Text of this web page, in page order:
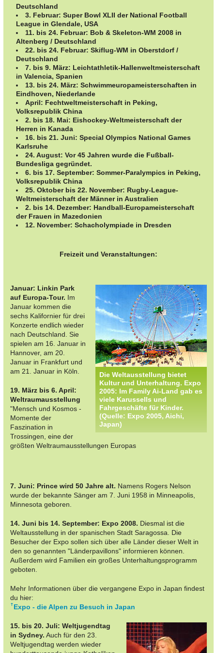
Deutschland
3. Februar: Super Bowl XLII der National Football
League in Glendale, USA
11. bis 24. Februar: Bob & Skeleton-WM 2008 in
Altenberg / Deutschland
22. bis 24. Februar: Skiflug-WM in Oberstdorf /
Deutschland
7. bis 9. März: Leichtathletik-Hallenweltmeisterschaft
in Valencia, Spanien
13. bis 24. März: Schwimmeuropameisterschaften in
Eindhoven, Niederlande
April: Fechtweltmeisterschaft in Peking,
Volksrepublik China
2. bis 18. Mai: Eishockey-Weltmeisterschaft der
Herren in Kanada
16. bis 21. Juni: Special Olympics National Games
Karlsruhe
24. August: Vor 45 Jahren wurde die Fußball-
Bundesliga gegründet.
6. bis 17. September: Sommer-Paralympics in Peking,
Volksrepublik China
25. Oktober bis 22. November: Rugby-League-
Weltmeisterschaft der Männer in Australien
2. bis 14. Dezember: Handball-Europameisterschaft
der Frauen in Mazedonien
12. November: Schacholympiade in Dresden
Freizeit und Veranstaltungen:
Die Weltausstellung bietet
Kultur und Unterhaltung. Expo
2005: Im Family Ai-Land gab es
viele Karussells und
Fahrgeschäfte für Kinder.
(Quelle: Expo 2005, Aichi,
Japan)
Januar: Linkin Park
auf Europa-Tour. Im
Januar kommen die
sechs Kalifornier für drei
Konzerte endlich wieder
nach Deutschland. Sie
spielen am 16. Januar in
Hannover, am 20.
Januar in Frankfurt und
am 21. Januar in Köln.
19. März bis 6. April:
Weltraumausstellung
"Mensch und Kosmos -
Momente der
Faszination in
Trossingen, eine der
größten Weltraumausstellungen Europas
7. Juni: Prince wird 50 Jahre alt. Namens Rogers Nelson
wurde der bekannte Sänger am 7. Juni 1958 in Minneapolis,
Minnesota geboren.
14. Juni bis 14. September: Expo 2008. Diesmal ist die
Weltausstellung in der spanischen Stadt Saragossa. Die
Besucher der Expo sollen sich über alle Länder dieser Welt in
den so genannten "Länderpavillons" informieren können.
Außerdem wird Familien ein großes Unterhaltungsprogramm
geboten.
Mehr Informationen über die vergangene Expo in Japan findest
du hier:
Expo - die Alpen zu Besuch in Japan
15. bis 20. Juli: Weltjugendtag
in Sydney. Auch für den 23.
Weltjugendtag werden wieder